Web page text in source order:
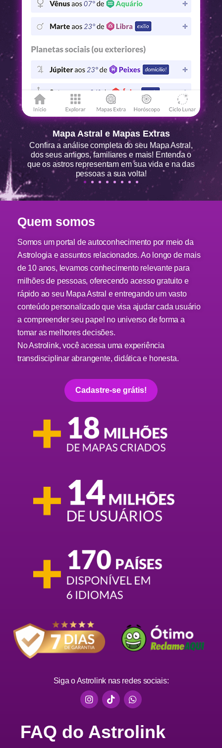
Mapa Astral e Mapas Extras
Confira a análise completa do seu Mapa Astral,
dos seus amigos, familiares e mais! Entenda o
que os astros representam em sua vida e na das
pessoas a sua volta!
1 2 3 4 8
Quem somos
Somos um portal de autoconhecimento por meio da
Astrologia e assuntos relacionados. Ao longo de mais
de 10 anos, levamos conhecimento relevante para
milhões de pessoas, oferecendo acesso gratuito e
rápido ao seu Mapa Astral e entregando um vasto
conteúdo personalizado que visa ajudar cada usuário
a compreender seu papel no universo de forma a
tomar as melhores decisões.
No Astrolink, você acessa uma experiência
transdisciplinar abrangente, didática e honesta.
Cadastre-se grátis!
Siga o Astrolink nas redes sociais:
FAQ do Astrolink